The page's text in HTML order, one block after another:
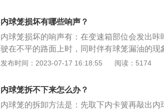
入。进入沙粒会使提升磨损速度、出现间隙造
个悬架出现损坏。
内球笼损坏有哪些响声？
内球笼损坏的响声有：在变速箱部位会发出
驶在不平的路面上时，同时伴有球笼漏油的
会有异响，大多数球笼损坏的情况下，是在车
万向节，特点是在传递转矩的过程中，主从动
向位移，另一种是伸缩型球笼式万向节，特
发布时间：2023-07-17 16:18:55 阅读：5174
内球笼拆不下来怎么办？
内球笼的拆卸方法是：先取下内卡簧再敲出